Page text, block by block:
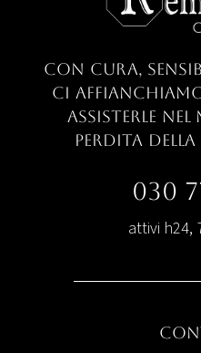
con cura,
ci
assisterle nel
perdita della
030
attivi h24,